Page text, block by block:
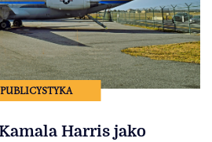
PUBLICYSTYKA
Harris jako